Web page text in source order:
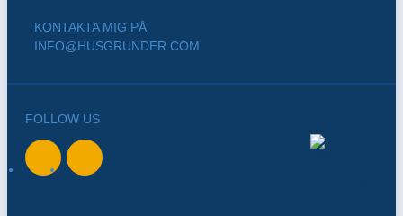
KONTAKTA MIG PÅ
INFO@HUSGRUNDER.COM
FOLLOW US